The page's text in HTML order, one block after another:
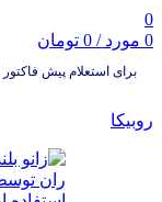
0
0 مورد /
0 تومان
برای استعلام پیش
روبیکا